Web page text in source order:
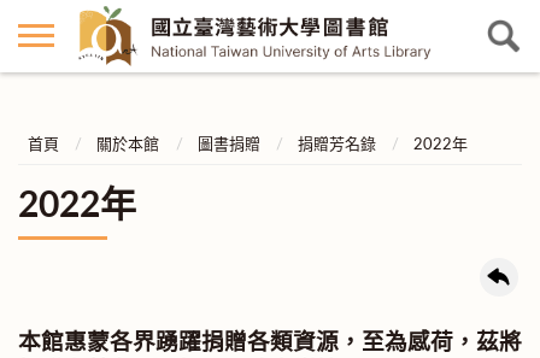
首頁 關於本館 圖書捐贈 捐贈芳名錄 2022年
2022年
本館惠蒙各界踴躍捐贈各類資源，至為感荷，茲將